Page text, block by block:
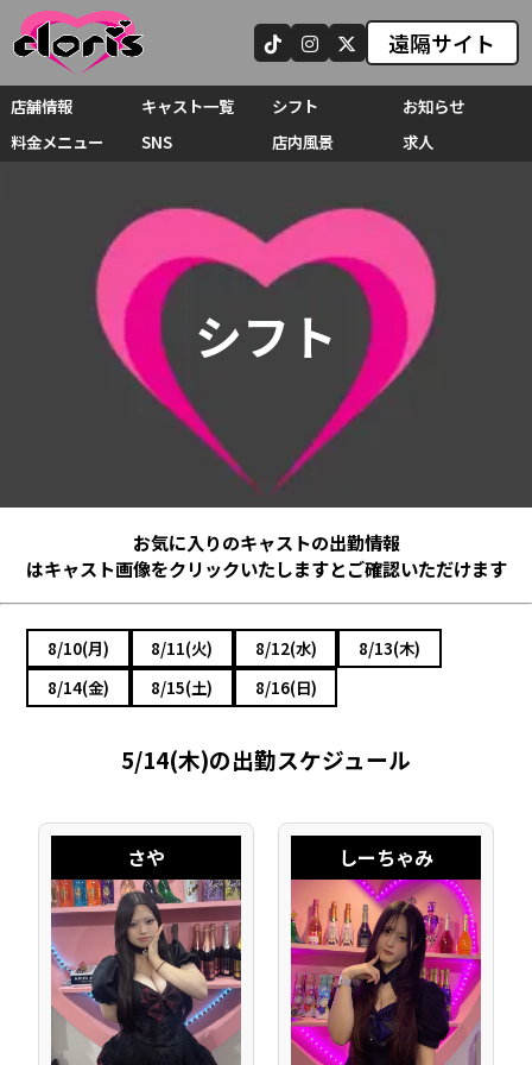
遠隔サイト
店舗情報 キャスト一覧 シフト
お知らせ
料金メニュー
SNS 店内風景 求人
シフト
お気に入りのキャストの出勤情報
はキャスト画像をクリックいたしますとご確認いただけます
8/10(月) 8/11(火) 8/12(水)
8/13(木)
8/14(金)
8/15(土) 8/16(日)
5/14(木)の出勤スケジュール
さや しーちゃみ